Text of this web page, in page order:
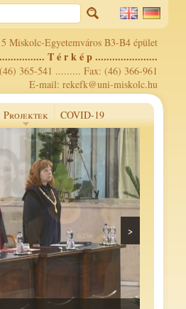
Miskolc-Egyetemváros B3-B4 épület
T é r k é p ......................
365-541 ......... Fax: (46) 366-961
E-mail: rekefk@uni-miskolc.hu
Projektek COVID-19
>